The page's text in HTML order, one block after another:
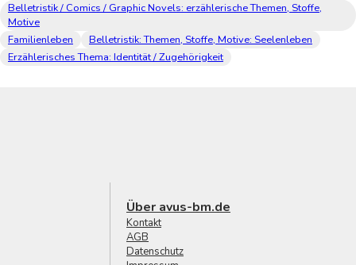
Belletristik / Comics / Graphic Novels: erzählerische Themen, Stoffe,
Motive
Familienleben
Belletristik: Themen, Stoffe, Motive: Seelenleben
Erzählerisches Thema: Identität / Zugehörigkeit
Über avus-bm.de
Kontakt
AGB
Datenschutz